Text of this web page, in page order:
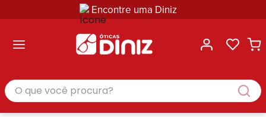
Encontre uma Diniz
Masculino
Feminino
Infantil
Categorias
Masculino
Feminino
Correntes
para
Óculos
Busque
Categoria
Armações
de Óculos
O que você procura?